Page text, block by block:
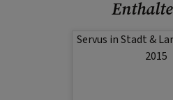
Servus in Stadt &
2015